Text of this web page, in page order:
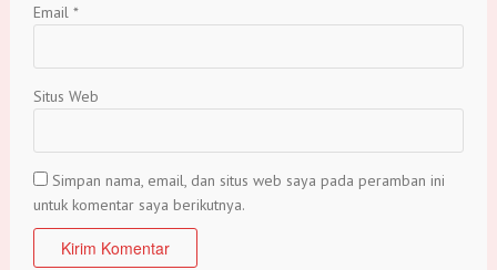
Email *
Situs Web
Simpan nama, email, dan situs web saya pada peramban ini
untuk komentar saya berikutnya.